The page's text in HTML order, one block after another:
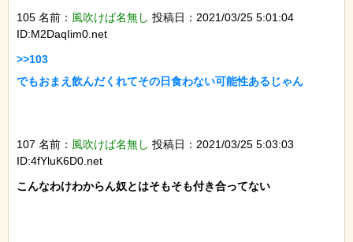
105 名前： 風吹けば名無し 投稿日：2021/03/25 5:01:04
ID:M2DaqIim0.net
>>103
でもおまえ飲んだくれてその日食わない可能性あるじゃん
107 名前： 風吹けば名無し 投稿日：2021/03/25 5:03:03
ID:4fYluK6D0.net
こんなわけわからん奴とはそもそも付き合ってない